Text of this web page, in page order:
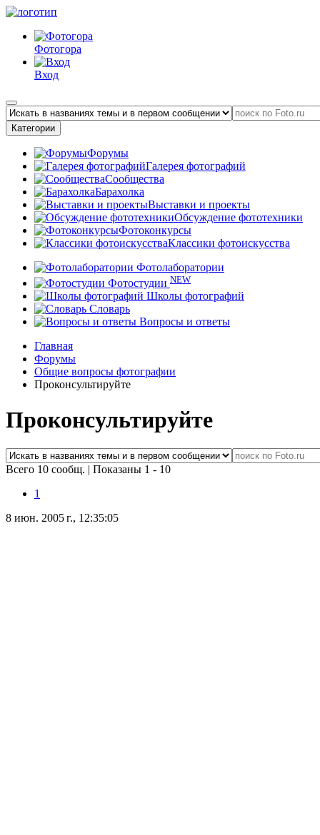
Фотогора
Вход
Категории
Форумы
Галерея фотографий
Сообщества
Барахолка
Выставки и проекты
Обсуждение фототехники
Фотоконкурсы
Классики фотоискусства
Фотолаборатории
Фотостудии NEW
Школы фотографий
Словарь
Вопросы и ответы
Главная
Форумы
Общие вопросы фотографии
Проконсультируйте
Проконсультируйте
Всего 10 сообщ. | Показаны 1 - 10
1
8 июн. 2005 г., 12:35:05